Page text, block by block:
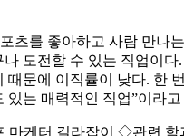
츠를 좋아하고 사람 만나
도전할 수 있는 직업이다
때문에 이직률이 낮다. 한
있는 매력적인 직업”이라고
마케터 길라잡이 ◇관련 학